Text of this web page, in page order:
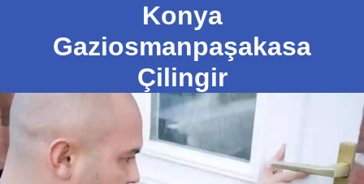
Konya
Gaziosmanpaşakasa
Çilingir